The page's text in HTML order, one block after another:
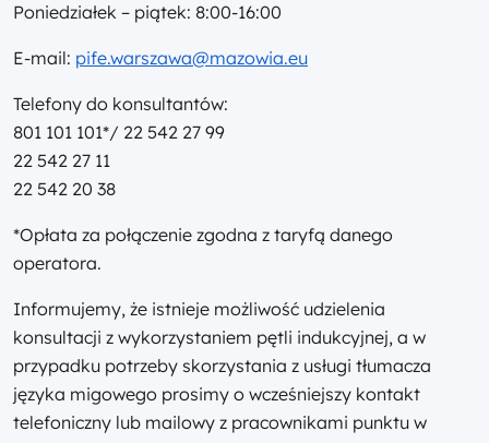
Poniedziałek – piątek: 8:00-16:00
E-mail: pife.warszawa@mazowia.eu
Telefony do konsultantów:
801 101 101*/ 22 542 27 99
22 542 27 11
22 542 20 38
*Opłata za połączenie zgodna z taryfą danego
operatora.
Informujemy, że istnieje możliwość udzielenia
konsultacji z wykorzystaniem pętli indukcyjnej, a w
przypadku potrzeby skorzystania z usługi tłumacza
języka migowego prosimy o wcześniejszy kontakt
telefoniczny lub mailowy z pracownikami punktu w